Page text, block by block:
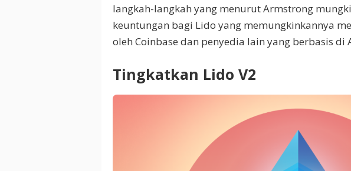
langkah-langkah yang menurut Armstrong
keuntungan bagi Lido yang memungkinkannya
oleh Coinbase dan penyedia lain yang berbasis di
Tingkatkan Lido V2